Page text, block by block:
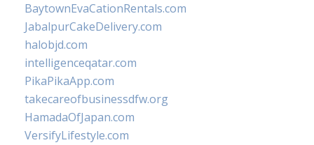
BaytownEvaCationRentals.com
JabalpurCakeDelivery.com
halobjd.com
intelligenceqatar.com
PikaPikaApp.com
takecareofbusinessdfw.org
HamadaOfJapan.com
VersifyLifestyle.com